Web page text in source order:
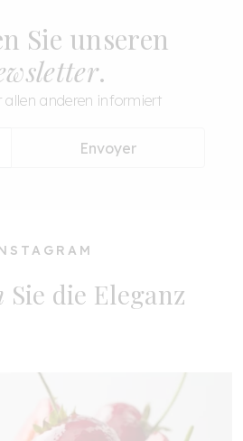
Sie unseren
.
allen anderen informiert
Envoyer
Sie die Eleganz